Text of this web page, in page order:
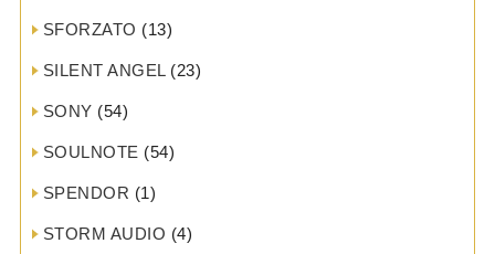
SFORZATO (13)
SILENT ANGEL(23)
SONY (54)
SOULNOTE (54)
SPENDOR (1)
STORM AUDIO (4)